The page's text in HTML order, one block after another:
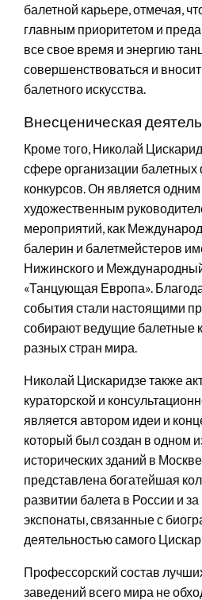
балетной карьере, отмечая,
главным приоритетом и
все свое время и энергию
совершенствоваться и
балетного искусства.
Внесценическая
Кроме того, Николай
сфере организации балетных
конкурсов. Он является
художественным
мероприятий, как
балерин и балетмейстеров
Нижинского и
«Танцующая Европа».
события стали настоящими
собирают ведущие балетные
разных стран мира.
Николай Цискаридзе также
кураторской и
является автором идеи и
который был создан в одном
исторических зданий в
представлена богатейшая
развитии балета в России и
экспонаты, связанные с
деятельностью самого
Профессорский состав
заведений всего мира не